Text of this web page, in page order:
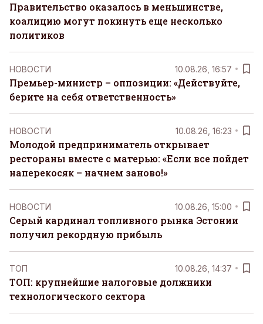
Правительство оказалось в меньшинстве,
коалицию могут покинуть еще несколько
политиков
НОВОСТИ 10.08.26, 16:57
Премьер-министр – оппозиции: «Действуйте,
берите на себя ответственность»
НОВОСТИ 10.08.26, 16:23
Молодой предприниматель открывает
рестораны вместе с матерью: «Если все пойдет
наперекосяк – начнем заново!»
НОВОСТИ 10.08.26, 15:00
Серый кардинал топливного рынка Эстонии
получил рекордную прибыль
ТОП 10.08.26, 14:37
ТОП: крупнейшие налоговые должники
технологического сектора